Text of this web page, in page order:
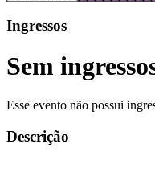
Ingressos
Sem
Esse evento não possui
Descrição